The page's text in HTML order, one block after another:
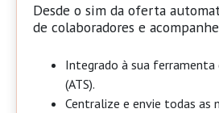
Desde o sim da oferta
de colaboradores e
Integrado à sua
(ATS).
Centralize e envie todas as